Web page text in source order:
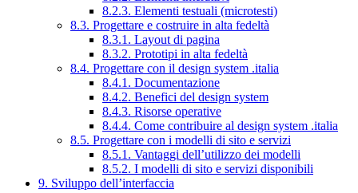
8.2.3. Elementi testuali (microtesti)
8.3. Progettare e costruire in alta fedeltà
8.3.1. Layout di pagina
8.3.2. Prototipi in alta fedeltà
8.4. Progettare con il design system .italia
8.4.1. Documentazione
8.4.2. Benefici del design system
8.4.3. Risorse operative
8.4.4. Come contribuire al design system .italia
8.5. Progettare con i modelli di sito e servizi
8.5.1. Vantaggi dell’utilizzo dei modelli
8.5.2. I modelli di sito e servizi disponibili
9. Sviluppo dell’interfaccia